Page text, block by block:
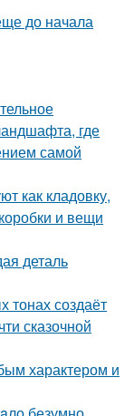
до начала
где
самой
как кладовку,
и вещи
деталь
тонах создаёт
сказочной
характером и